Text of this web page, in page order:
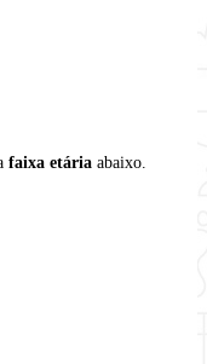
faixa etária abaixo.